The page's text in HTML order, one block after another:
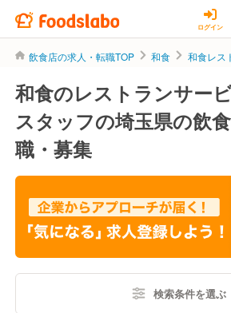
ログイン
飲食店の求人・転職TOP 和食 和食レス
和食のレストランサー
スタッフの埼玉県の飲
職・募集
検索条件を選ぶ